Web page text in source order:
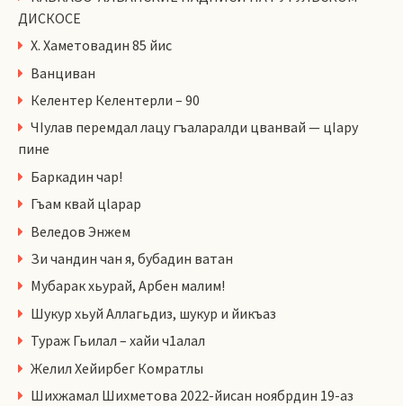
ДИСКОСЕ
Х. Хаметовадин 85 йис
Ванциван
Келентер Келентерли – 90
ЧIулав перемдал лацу гъаларалди цванвай — цIару
пине
Баркадин чар!
Гъам квай цlарар
Веледов Энжем
Зи чандин чан я, бубадин ватан
Мубарак хьурай, Арбен малим!
Шукур хьуй Аллагьдиз, шукур и йикъаз
Тураж Гьилал – хайи ч1алал
Желил Хейирбег Комратлы
Шихжамал Шихметова 2022-йисан ноябрдин 19-аз